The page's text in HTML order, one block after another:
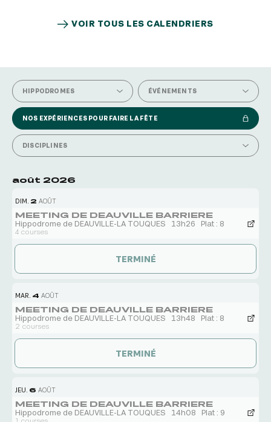
VOIR TOUS LES CALENDRIERS
VOIR TOUS LES CALENDRIERS
HIPPODROMES ÉVÉNEMENTS
NOS EXPÉRIENCES POUR FAIRE LA FÊTE
DISCIPLINES
août 2026
DIM. 2 AOÛT
MEETING DE DEAUVILLE BARRIERE
Hippodrome de DEAUVILLE-LA TOUQUES
13h26 Plat : 8
4 courses
TERMINÉ
MAR. 4 AOÛT
MEETING DE DEAUVILLE BARRIERE
Hippodrome de DEAUVILLE-LA TOUQUES
13h48 Plat : 8
2 courses
TERMINÉ
JEU. 6 AOÛT
MEETING DE DEAUVILLE BARRIERE
Hippodrome de DEAUVILLE-LA TOUQUES
14h08 Plat : 9